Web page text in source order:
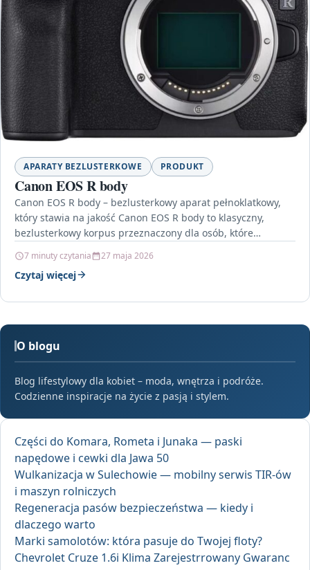
APARATY BEZLUSTERKOWE PRODUKT
Canon EOS R body
Canon EOS R body – bezlusterkowy aparat pełnoklatkowy,
który stawia na jakość Canon EOS R body to klasyczny,
bezlusterkowy korpus przeznaczony dla osób, które…
7 minuty czytania 27 maja 2026
Czytaj więcej
O blogu
Blog lifestylowy dla kobiet – moda, wnętrza i podróże.
Codzienne inspiracje na życie z pasją i stylem.
Części do Komara, Rometa i Junaka — paski
napędowe i cewki dla Jawa 50
Wulkanizacja w Sulechowie — mobilny serwis TIR-ów
i maszyn rolniczych
Regeneracja pasów bezpieczeństwa — kiedy i
dlaczego warto
Marki samolotów: która pasuje do Twojej floty?
Chevrolet Cruze 1.6i Klima Zarejestrrowany Gwaranc